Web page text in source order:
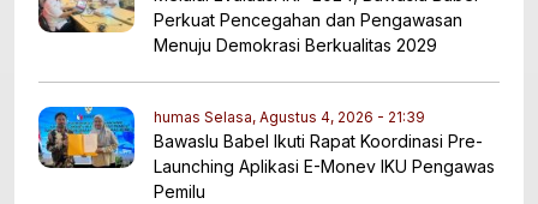
Perkuat Pencegahan dan Pengawasan
Menuju Demokrasi Berkualitas 2029
humas Selasa, Agustus 4, 2026 - 21:39
Bawaslu Babel Ikuti Rapat Koordinasi Pre-
Launching Aplikasi E-Monev IKU Pengawas
Pemilu